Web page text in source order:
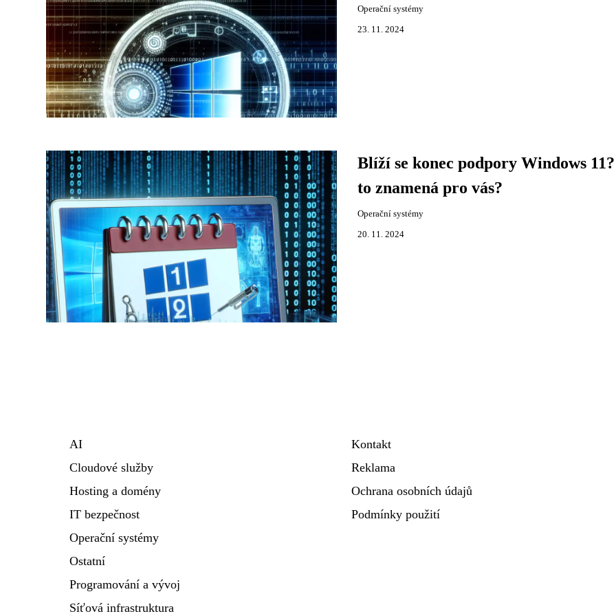
Operační systémy
23. 11. 2024
Blíží se konec podpory Windows
to znamená pro vás?
Operační systémy
20. 11. 2024
AI
Cloudové služby
Hosting a domény
IT bezpečnost
Operační systémy
Ostatní
Programování a vývoj
Síťová infrastruktura
Kontakt
Reklama
Ochrana osobních údajů
Podmínky použití